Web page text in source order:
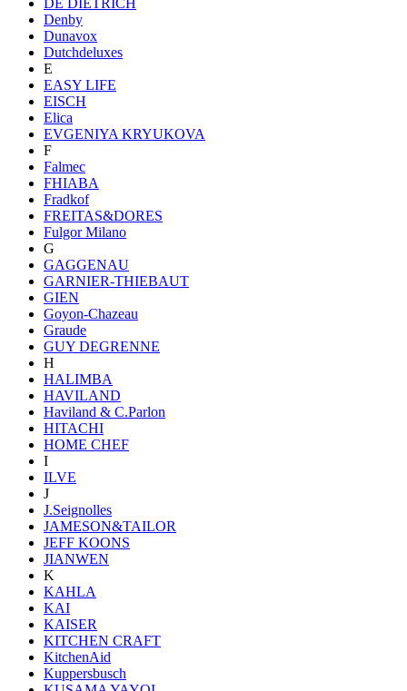
Denby
Dunavox
Dutchdeluxes
E
EASY LIFE
EISCH
Elica
EVGENIYA KRYUKOVA
F
Falmec
FHIABA
Fradkof
FREITAS&DORES
Fulgor Milano
G
GAGGENAU
GARNIER-THIEBAUT
GIEN
Goyon-Chazeau
Graude
GUY DEGRENNE
H
HALIMBA
HAVILAND
Haviland & C.Parlon
HITACHI
HOME CHEF
I
ILVE
J
J.Seignolles
JAMESON&TAILOR
JEFF KOONS
JIANWEN
K
KAHLA
KAI
KAISER
KITCHEN CRAFT
KitchenAid
Kuppersbusch